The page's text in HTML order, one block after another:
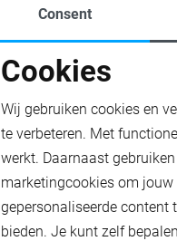
PME LEGEND POLO`S
Noodzakelijke cookies
Analytische cookies
Consent
Cookies
Wij gebruiken cookies en
te verbeteren. Met
werkt. Daarnaast
marketingcookies om
gepersonaliseerde content
bieden. Je kunt zelf